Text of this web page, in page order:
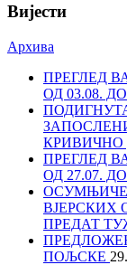
Вијести
Архива
ПРЕГЛЕД
ОД 03.08.
КРИВИЧНО
ПРЕГЛЕД
ОД 27.07.
ВЈЕРСКИХ
ПРЕДАТ
ПОЉСКЕ